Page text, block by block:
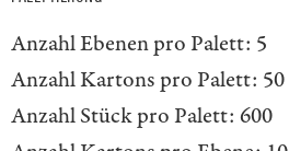
Anzahl Ebenen pro Palett: 5
Anzahl Kartons pro Palett: 50
Anzahl Stück pro Palett: 600